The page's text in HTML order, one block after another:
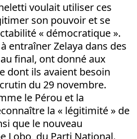
voulait utiliser ces
son pouvoir et se
« démocratique ».
entraîner Zelaya dans des
final, ont donné aux
dont ils avaient besoin
du 29 novembre.
le Pérou et la
la « légitimité » de
que le nouveau
Lobo, du Parti National.